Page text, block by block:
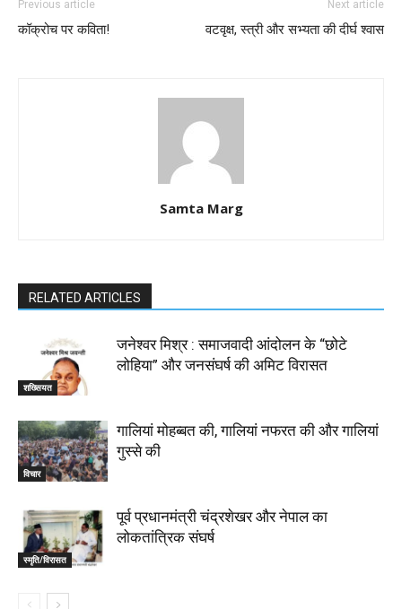
Previous article
कॉक्रोच पर कविता!
Next article
वटवृक्ष, स्त्री और सभ्यता की दीर्घ श्वास
Samta Marg
RELATED ARTICLES
शख्सियत
जनेश्वर मिश्र : समाजवादी आंदोलन के “छोटे
लोहिया” और जनसंघर्ष की अमिट विरासत
विचार
गालियां मोहब्बत की, गालियां नफरत की और गालियां
गुस्से की
स्मृति/विरासत
पूर्व प्रधानमंत्री चंद्रशेखर और नेपाल का
लोकतांत्रिक संघर्ष